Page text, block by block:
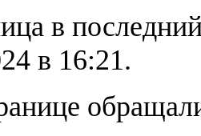
в
в 16:21.